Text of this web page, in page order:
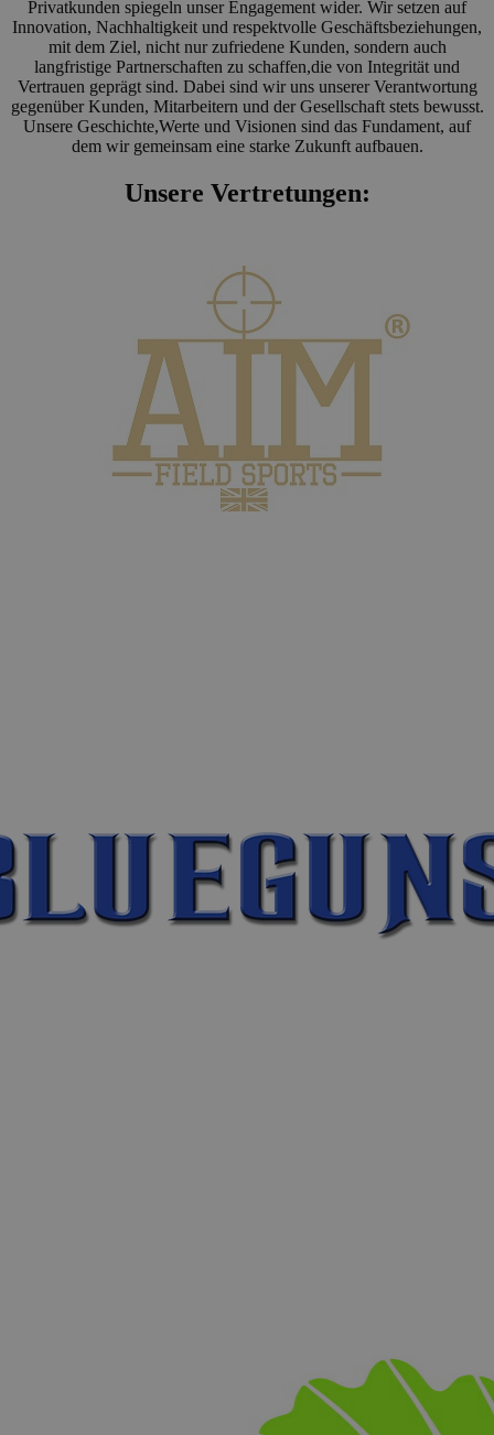
Privatkunden spiegeln unser Engagement wider. Wir setzen auf
Innovation, Nachhaltigkeit und respektvolle Geschäftsbeziehungen,
mit dem Ziel, nicht nur zufriedene Kunden, sondern auch
langfristige Partnerschaften zu schaffen,die von Integrität und
Vertrauen geprägt sind. Dabei sind wir uns unserer Verantwortung
gegenüber Kunden, Mitarbeitern und der Gesellschaft stets bewusst.
Unsere Geschichte,Werte und Visionen sind das Fundament, auf
dem wir gemeinsam eine starke Zukunft aufbauen.
Unsere Vertretungen: